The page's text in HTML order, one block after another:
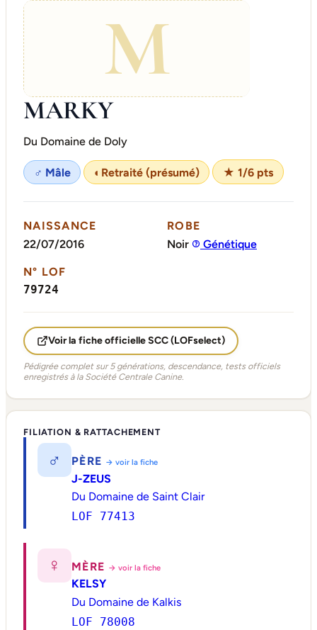
M
MARKY
Du Domaine de Doly
♂ Mâle ◐ Retraité (présumé) ★ 1/6 pts
NAISSANCE
22/07/2016
ROBE
Noir
Génétique
N° LOF
79724
Voir la fiche officielle SCC (LOFselect)
Pédigrée complet sur 5 générations, descendance, tests officiels
enregistrés à la Société Centrale Canine.
FILIATION & RATTACHEMENT
♂ PÈRE → voir la fiche
J-ZEUS
Du Domaine de Saint Clair
LOF 77413
♀ MÈRE → voir la fiche
KELSY
Du Domaine de Kalkis
LOF 78008